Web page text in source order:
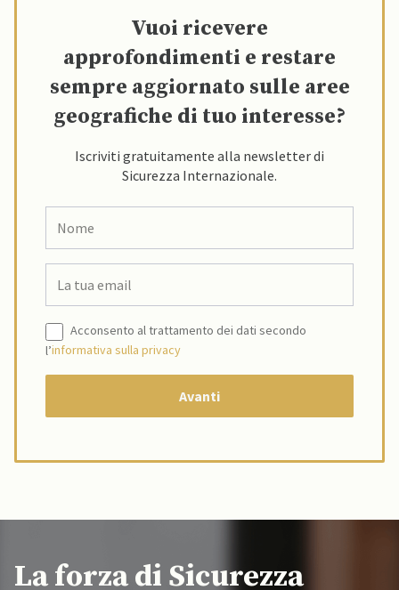
Vuoi ricevere
approfondimenti e restare
sempre aggiornato sulle aree
geografiche di tuo interesse?
Iscriviti gratuitamente alla newsletter di
Sicurezza Internazionale.
Acconsento al trattamento dei dati secondo
l’informativa sulla privacy
La forza di Sicurezza